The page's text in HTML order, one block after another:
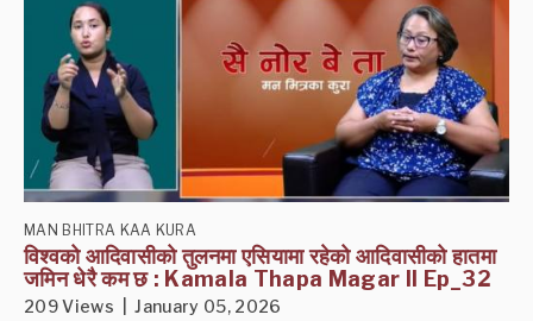
MAN BHITRA KAA KURA
विश्वको आदिवासीको तुलनमा एसियामा रहेको आदिवासीको हातमा
जमिन धेरै कम छ : Kamala Thapa Magar II Ep_32
209 Views | January 05, 2026